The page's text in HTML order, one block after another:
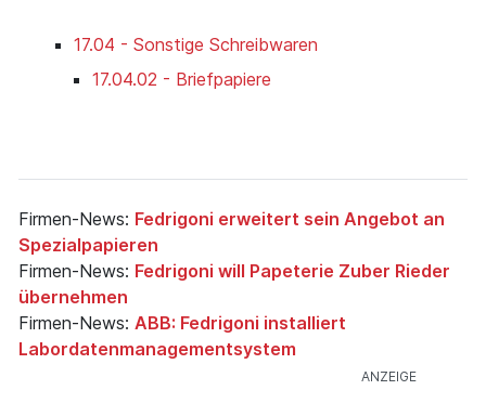
17.04 - Sonstige Schreibwaren
17.04.02 - Briefpapiere
Firmen-News: Fedrigoni erweitert sein Angebot an
Spezialpapieren
Firmen-News: Fedrigoni will Papeterie Zuber Rieder
übernehmen
Firmen-News: ABB: Fedrigoni installiert
Labordatenmanagementsystem